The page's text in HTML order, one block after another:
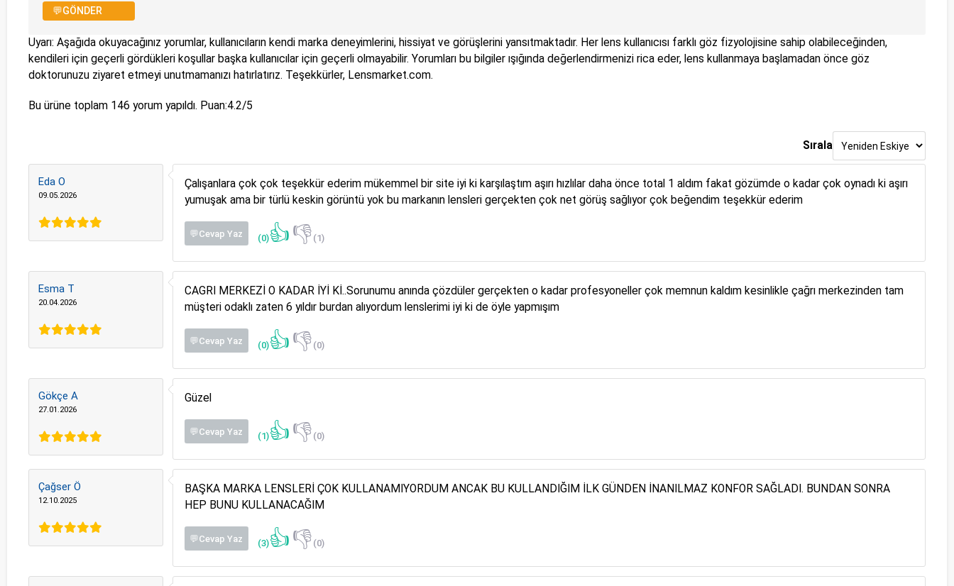
💬GÖNDER
Uyarı: Aşağıda okuyacağınız yorumlar, kullanıcıların kendi marka deneyimlerini, hissiyat ve görüşlerini yansıtmaktadır. Her lens kullanıcısı farklı göz fizyolojisine sahip olabileceğinden,
kendileri için geçerli gördükleri koşullar başka kullanıcılar için geçerli olmayabilir. Yorumları bu bilgiler ışığında değerlendirmenizi rica eder, lens kullanmaya başlamadan önce göz
doktorunuzu ziyaret etmeyi unutmamanızı hatırlatırız. Teşekkürler, Lensmarket.com.
Bu ürüne toplam 146 yorum yapıldı. Puan:4.2/5
Sırala
Eda O
09.05.2026
Çalışanlara çok çok teşekkür ederim mükemmel bir site iyi ki karşılaştım aşırı hızlılar daha önce total 1 aldım fakat gözümde o kadar çok oynadı ki aşırı
yumuşak ama bir türlü keskin görüntü yok bu markanın lensleri gerçekten çok net görüş sağlıyor çok beğendim teşekkür ederim
💬Cevap Yaz (0)👍👎 (1)
Esma T
20.04.2026
CAGRI MERKEZİ O KADAR İYİ Kİ..Sorunumu anında çözdüler gerçekten o kadar profesyoneller çok memnun kaldım kesinlikle çağrı merkezinden tam
müşteri odaklı zaten 6 yıldır burdan alıyordum lenslerimi iyi ki de öyle yapmışım
💬Cevap Yaz (0)👍👎 (0)
Gökçe A
27.01.2026
Güzel
💬Cevap Yaz (1)👍👎 (0)
Çağser Ö
12.10.2025
BAŞKA MARKA LENSLERİ ÇOK KULLANAMIYORDUM ANCAK BU KULLANDIĞIM İLK GÜNDEN İNANILMAZ KONFOR SAĞLADI. BUNDAN SONRA
HEP BUNU KULLANACAĞIM
💬Cevap Yaz (3)👍👎 (0)